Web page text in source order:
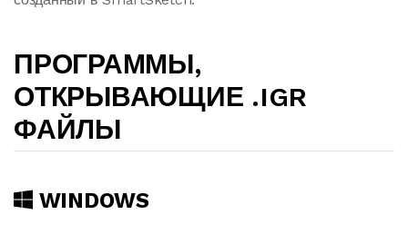
ПРОГРАММЫ,
ОТКРЫВАЮЩИЕ .IGR
ФАЙЛЫ
WINDOWS